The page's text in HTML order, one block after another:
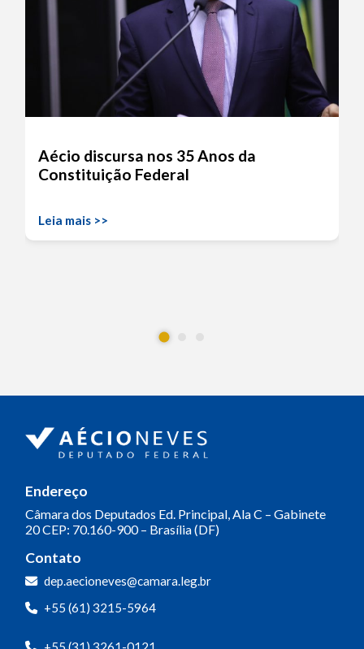
Aécio discursa nos 35 Anos da
Constituição Federal
Leia mais >>
Endereço
Câmara dos Deputados Ed. Principal, Ala C – Gabinete
20CEP: 70.160-900 – Brasília (DF)
Contato
dep.aecioneves@camara.leg.br
+55 (61) 3215-5964